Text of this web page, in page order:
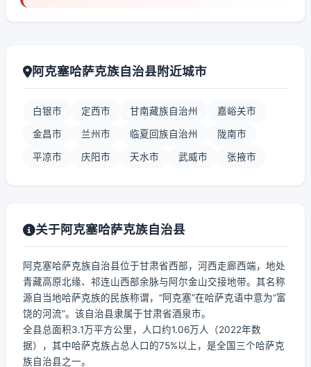
阿克塞哈萨克族自治县附近城市
白银市 定西市 甘南藏族自治州 嘉峪关市
金昌市 兰州市 临夏回族自治州 陇南市
平凉市 庆阳市 天水市 武威市 张掖市
关于阿克塞哈萨克族自治县
阿克塞哈萨克族自治县位于甘肃省西部，河西走廊西端，地处
青藏高原北缘、祁连山西部余脉与阿尔金山交接地带。其名称
源自当地哈萨克族的民族称谓，“阿克塞”在哈萨克语中意为“富
饶的河流”。该自治县隶属于甘肃省酒泉市。
全县总面积3.1万平方公里，人口约1.06万人（2022年数
据），其中哈萨克族占总人口的75%以上，是全国三个哈萨克
族自治县之一。